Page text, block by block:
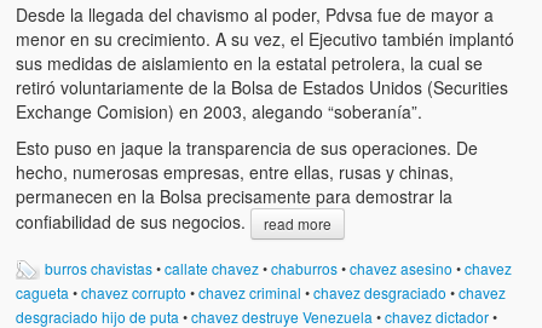
Desde la llegada del chavismo al poder, Pdvsa fue de mayor a
menor en su crecimiento. A su vez, el Ejecutivo también implantó
sus medidas de aislamiento en la estatal petrolera, la cual se
retiró voluntariamente de la Bolsa de Estados Unidos (Securities
Exchange Comision) en 2003, alegando “soberanía”.
Esto puso en jaque la transparencia de sus operaciones. De
hecho, numerosas empresas, entre ellas, rusas y chinas,
permanecen en la Bolsa precisamente para demostrar la
confiabilidad de sus negocios.
read more
burros chavistas•callate chavez•chaburros•chavez asesino •chavez
cagueta •chavez corrupto •chavez criminal •chavez desgraciado •chavez
desgraciado hijo de puta •chavez destruye Venezuela •chavez dictador•